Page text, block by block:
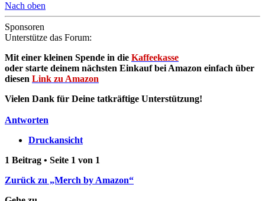
Nach oben
Sponsoren
Unterstütze das Forum:
Mit einer kleinen Spende in die Kaffeekasse
oder starte deinem nächsten Einkauf bei Amazon einfach über
diesen Link zu Amazon
Vielen Dank für Deine tatkräftige Unterstützung!
Antworten
Druckansicht
1 Beitrag • Seite 1 von 1
Zurück zu „Merch by Amazon“